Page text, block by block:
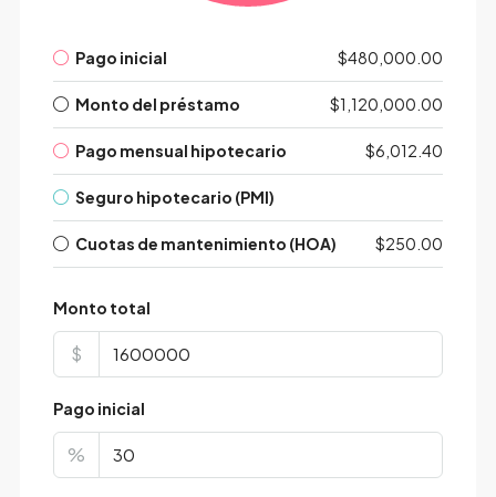
Pago inicial $480,000.00
Monto del préstamo $1,120,000.00
Pago mensual hipotecario $6,012.40
Seguro hipotecario (PMI)
Cuotas de mantenimiento (HOA) $250.00
Monto total
$
Pago inicial
%